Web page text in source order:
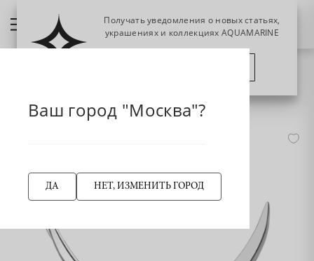
Ваш город "Москва"?
ДА НЕТ, ИЗМЕНИТЬ ГОРОД
Получать уведомления о новых статьях,
украшениях и коллекциях AQUAMARINE